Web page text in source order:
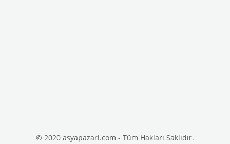
© 2020 asyapazari.com - Tüm Hakları Saklıdır.